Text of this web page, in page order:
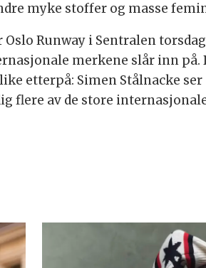
myke stoffer og masse
Runway i Sentralen
merkene slår inn på.
etterpå: Simen Stålnacke ser
flere av de store